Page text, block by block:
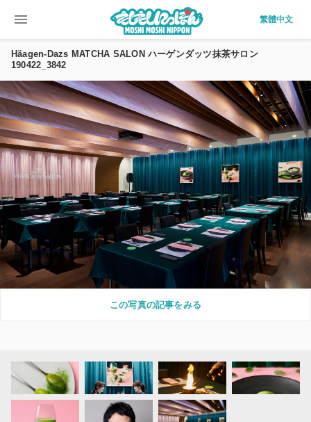
menu 繁體中文
Häagen-Dazs MATCHA SALON ハーゲンダッツ抹茶サロン
190422_3842
この写真の記事をみる